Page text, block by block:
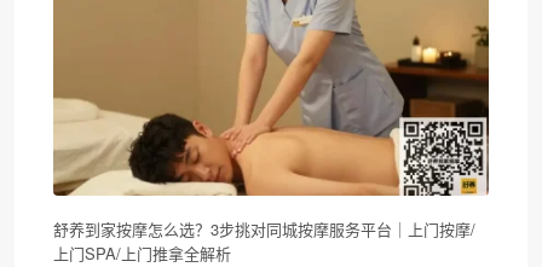
舒养到家按摩怎么选？3步挑对同城按摩服务平台｜上门按摩/
上门SPA/上门推拿全解析